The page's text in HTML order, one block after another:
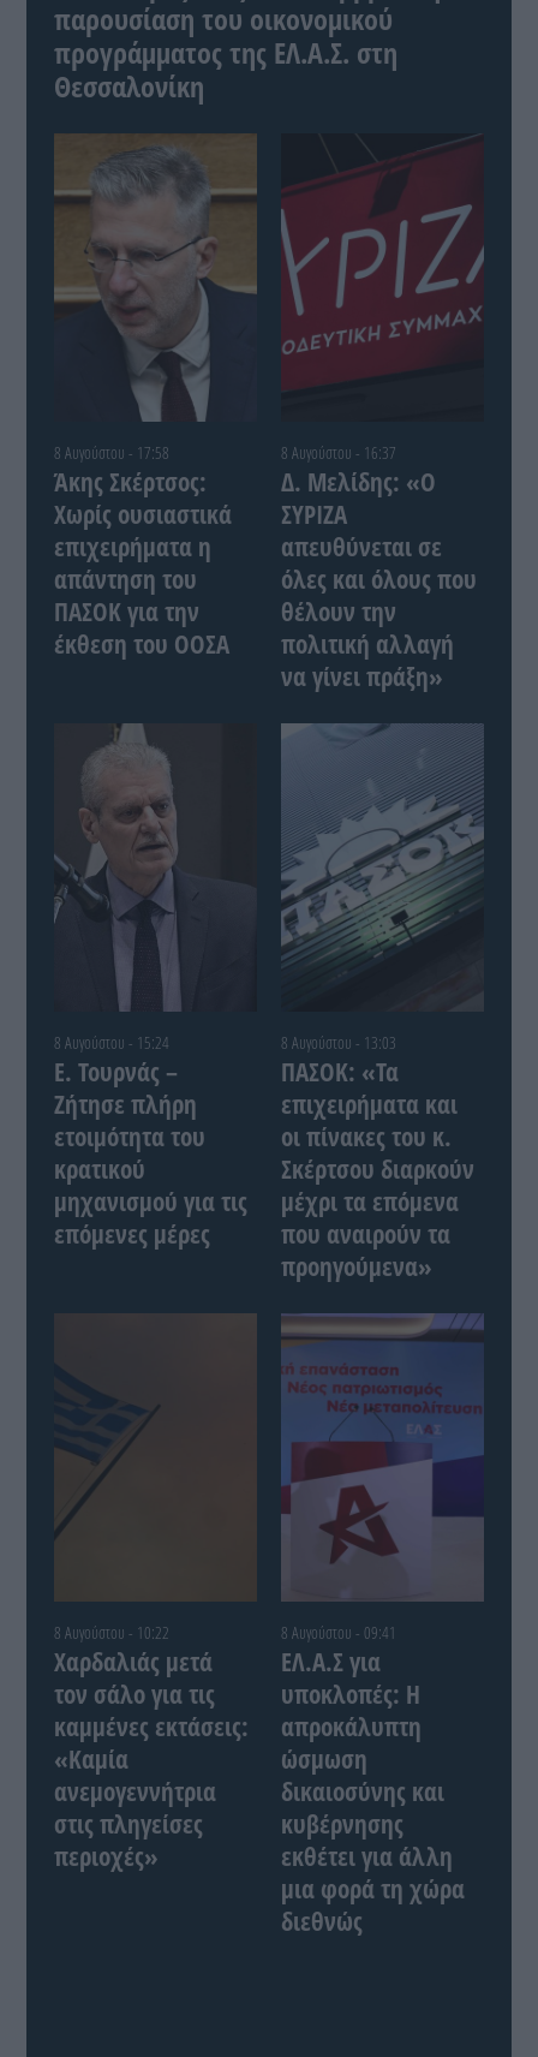
παρουσίαση του οικονομικού
προγράμματος της ΕΛ.Α.Σ. στη
Θεσσαλονίκη
8 Αυγούστου - 17:58
Άκης Σκέρτσος:
Χωρίς ουσιαστικά
επιχειρήματα η
απάντηση του
ΠΑΣΟΚ για την
έκθεση του ΟΟΣΑ
8 Αυγούστου - 16:37
Δ. Μελίδης: «Ο
ΣΥΡΙΖΑ
απευθύνεται σε
όλες και όλους που
θέλουν την
πολιτική αλλαγή
να γίνει πράξη»
8 Αυγούστου - 15:24
Ε. Τουρνάς –
Ζήτησε πλήρη
ετοιμότητα του
κρατικού
μηχανισμού για τις
επόμενες μέρες
8 Αυγούστου - 13:03
ΠΑΣΟΚ: «Τα
επιχειρήματα και
οι πίνακες του κ.
Σκέρτσου διαρκούν
μέχρι τα επόμενα
που αναιρούν τα
προηγούμενα»
8 Αυγούστου - 10:22
Χαρδαλιάς μετά
τον σάλο για τις
καμμένες εκτάσεις:
«Καμία
ανεμογεννήτρια
στις πληγείσες
περιοχές»
8 Αυγούστου - 09:41
ΕΛ.Α.Σ για
υποκλοπές: Η
απροκάλυπτη
ώσμωση
δικαιοσύνης και
κυβέρνησης
εκθέτει για άλλη
μια φορά τη χώρα
διεθνώς